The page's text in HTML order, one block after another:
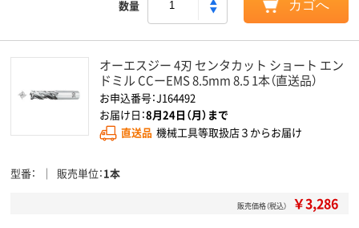
数量 カゴへ
オーエスジー 4刃 センタカット ショート エン
ドミル CCーEMS 8.5mm 8.5 1本（直送品）
お申込番号：J164492
お届け日：8月24日（月）まで
直送品 機械工具等取扱店３からお届け
型番 販売単位 1本
販売価格（税込） ￥3,286